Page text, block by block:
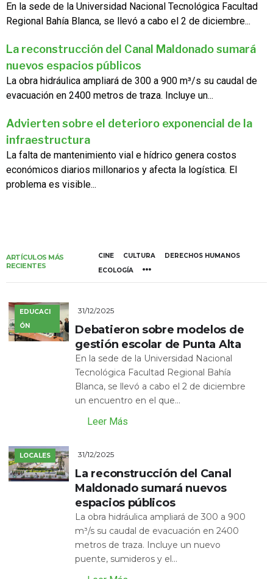
En la sede de la Universidad Nacional Tecnológica Facultad
Regional Bahía Blanca, se llevó a cabo el 2 de diciembre...
La reconstrucción del Canal Maldonado sumará
nuevos espacios públicos
La obra hidráulica ampliará de 300 a 900 m³/s su caudal de
evacuación en 2400 metros de traza. Incluye un...
Advierten sobre el deterioro exponencial de la
infraestructura
La falta de mantenimiento vial e hídrico genera costos
económicos diarios millonarios y afecta la logística. El
problema es visible...
ARTÍCULOS MÁS
RECIENTES
CINE CULTURA
DERECHOS HUMANOS
ECOLOGÍA
EDUCACI
ÓN
31/12/2025
Debatieron sobre modelos de
gestión escolar de Punta Alta
En la sede de la Universidad Nacional
Tecnológica Facultad Regional Bahía
Blanca, se llevó a cabo el 2 de diciembre
un encuentro en el que...
Leer Más
LOCALES 31/12/2025
La reconstrucción del Canal
Maldonado sumará nuevos
espacios públicos
La obra hidráulica ampliará de 300 a 900
m³/s su caudal de evacuación en 2400
metros de traza. Incluye un nuevo
puente, sumideros y el...